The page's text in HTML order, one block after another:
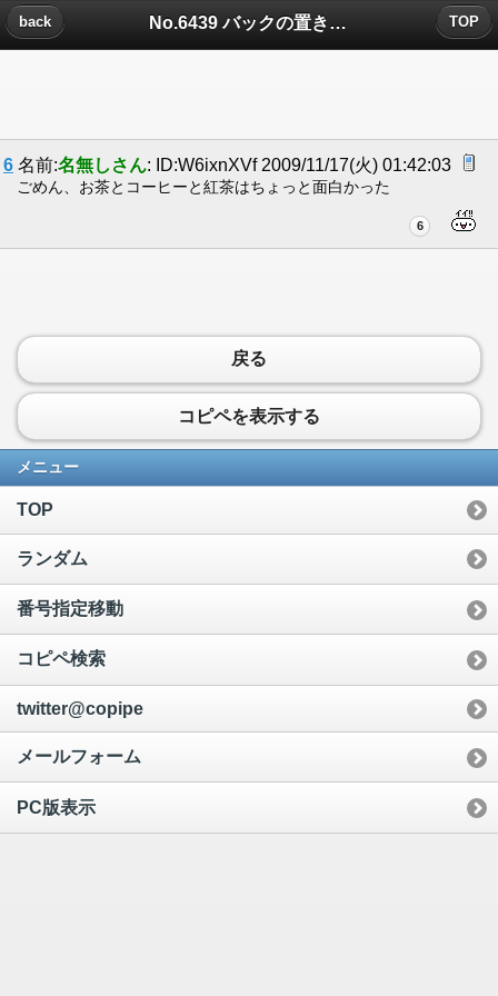
No.6439 バックの置き引きについたコメント
back TOP
6 名前:名無しさん: ID:W6ixnXVf 2009/11/17(火) 01:42:03
ごめん、お茶とコーヒーと紅茶はちょっと面白かった
6
戻る
コピペを表示する
メニュー
TOP
ランダム
番号指定移動
コピペ検索
twitter@copipe
メールフォーム
PC版表示